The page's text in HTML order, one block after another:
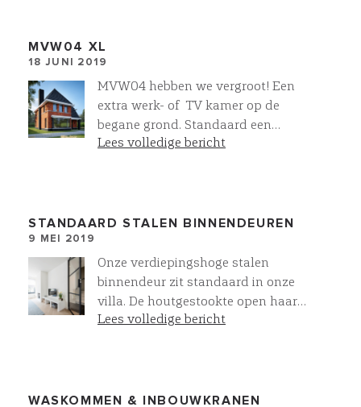
MVW04 XL
18 JUNI 2019
MVW04 hebben we vergroot! Een
extra werk- of TV kamer op de
begane grond. Standaard een
hoofdslaapkamer met inloopkast
buitengevel gebruiken we de
steenfabriek Vogelensangh. Stenen
met een intens diepe kleur, wat
resulteerd een zeer fraaie gevel!
Lees volledige bericht
STANDAARD STALEN BINNENDEUREN
9 MEI 2019
Onze verdiepingshoge stalen
binnendeur zit standaard in onze
villa. De houtgestookte open haard
komt uit onze eigen Villawork
Lees volledige bericht
WASKOMMEN & INBOUWKRANEN